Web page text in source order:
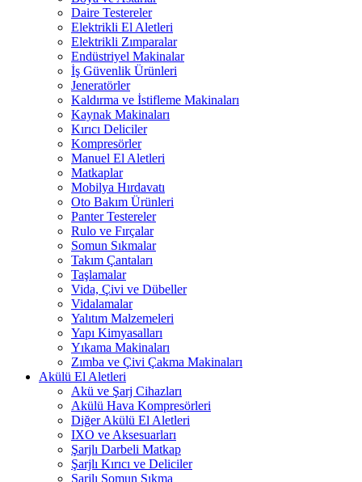
Daire Testereler
Elektrikli El Aletleri
Elektrikli Zımparalar
Endüstriyel Makinalar
İş Güvenlik Ürünleri
Jeneratörler
Kaldırma ve İstifleme Makinaları
Kaynak Makinaları
Kırıcı Deliciler
Kompresörler
Manuel El Aletleri
Matkaplar
Mobilya Hırdavatı
Oto Bakım Ürünleri
Panter Testereler
Rulo ve Fırçalar
Somun Sıkmalar
Takım Çantaları
Taşlamalar
Vida, Çivi ve Dübeller
Vidalamalar
Yalıtım Malzemeleri
Yapı Kimyasalları
Yıkama Makinaları
Zımba ve Çivi Çakma Makinaları
Akülü El Aletleri
Akü ve Şarj Cihazları
Akülü Hava Kompresörleri
Diğer Akülü El Aletleri
IXO ve Aksesuarları
Şarjlı Darbeli Matkap
Şarjlı Kırıcı ve Deliciler
Şarjlı Somun Sıkma